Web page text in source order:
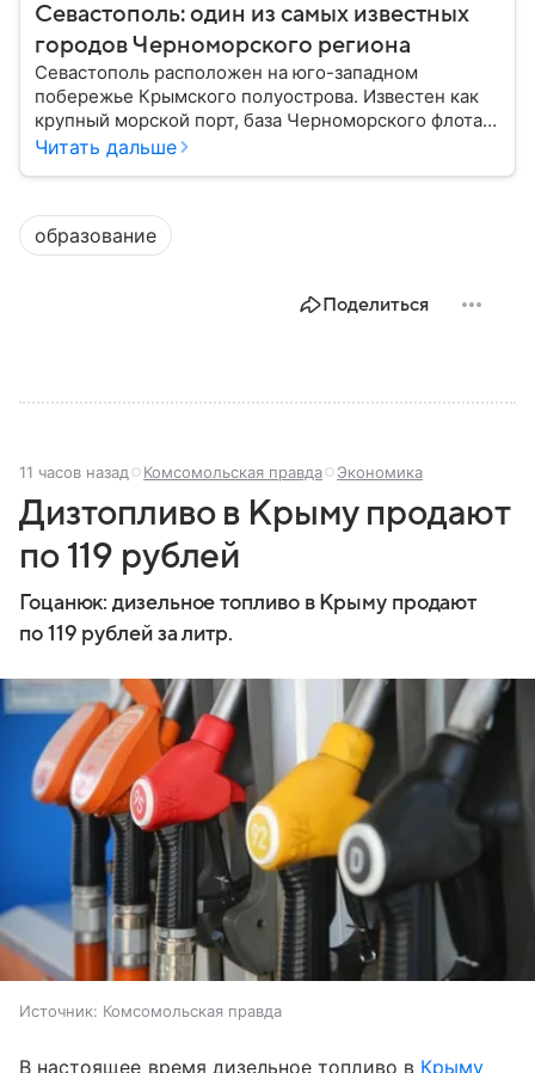
Севастополь: один из самых известных
городов Черноморского региона
Севастополь расположен на юго-западном
побережье Крымского полуострова. Известен как
крупный морской порт, база Черноморского флота и
город с богатой военной историей, сыгравший
материале — главное об этом городе федерального
значения.
Читать дальше
образование
Поделиться
11 часов назад Комсомольская правда Экономика
Дизтопливо в Крыму продают
по 119 рублей
Гоцанюк: дизельное топливо в Крыму продают
по 119 рублей за литр.
Источник: Комсомольская правда
В настоящее время дизельное топливо в Крыму